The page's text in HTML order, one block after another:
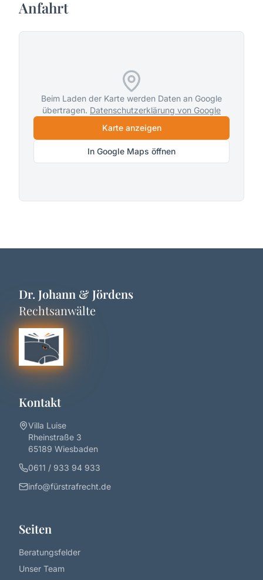
Anfahrt
Beim Laden der Karte werden Daten an Google
übertragen. Datenschutzerklärung von Google
Karte anzeigen
In Google Maps öffnen
Dr. Johann & Jördens
Rechtsanwälte
Kontakt
Villa Luise
Rheinstraße 3
65189 Wiesbaden
0611 / 933 94 933
info@fürstrafrecht.de
Seiten
Beratungsfelder
Unser Team